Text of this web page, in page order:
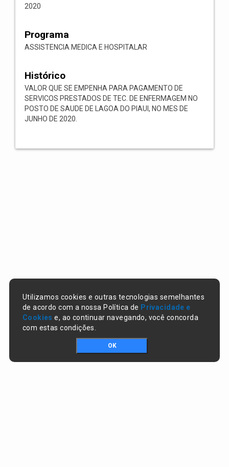
2020
Programa
ASSISTENCIA MEDICA E HOSPITALAR
Histórico
VALOR QUE SE EMPENHA PARA PAGAMENTO DE
SERVICOS PRESTADOS DE TEC. DE ENFERMAGEM NO
POSTO DE SAUDE DE LAGOA DO PIAUI, NO MES DE
JUNHO DE 2020.
Utilizamos cookies e outras tecnologias semelhantes
de acordo com a nossa Política de Privacidade e
Cookies e, ao continuar navegando, você concorda
com estas condições.
OK